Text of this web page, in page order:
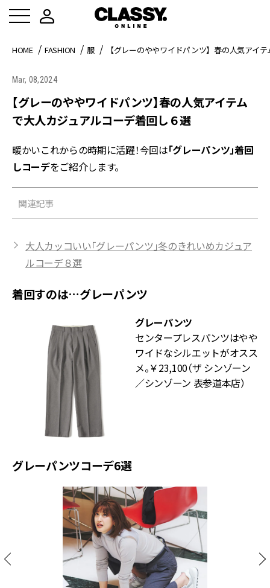
HOME FASHION 服 【グレーのややワイドパンツ】春の人気アイ
Mar, 08,2024
【グレーのややワイドパンツ】春の人気アイテム
で大人カジュアルコーデ着回し６選
暖かいこれからの時期に活躍！今回は「グレーパンツ」着回
しコーデをご紹介します。
関連記事
大人カッコいい「グレーパンツ」冬のきれいめカジュア
ルコーデ８選
着回すのは…グレーパンツ
グレーパンツ
センタープレスパンツはやや
ワイドなシルエットがオスス
メ。￥23,100（ザ シンゾーン
／シンゾーン 表参道本店）
グレーパンツコーデ6選